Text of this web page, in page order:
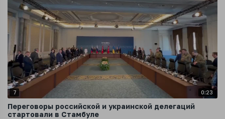
7 0:23
Переговоры российской и украинской делегаций
стартовали в Стамбуле